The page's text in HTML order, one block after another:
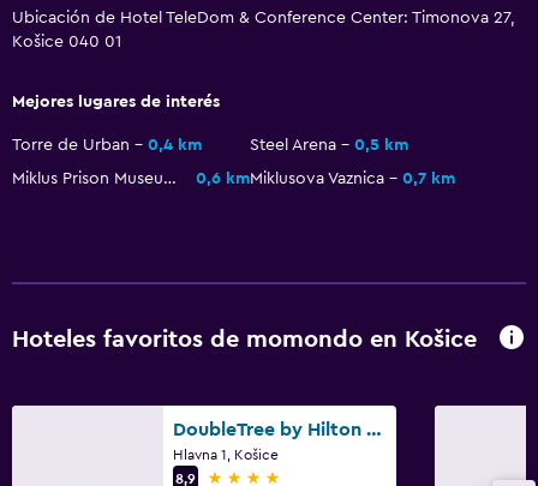
Ideal para familias
Armario o clóset
Actividades
Ubicación de Hotel TeleDom & Conference Center: Timonova 27,
Košice 040 01
Mejores lugares de interés
Torre de Urban 0,4 km Steel Arena
0,5 km
Miklus Prison Museum
0,6 kmMiklusova Vaznica 0,7 km
Hoteles favoritos de momondo en Košice
DoubleTree by Hilton Kosice
Hlavna 1, Košice
8,9
4 estrellas